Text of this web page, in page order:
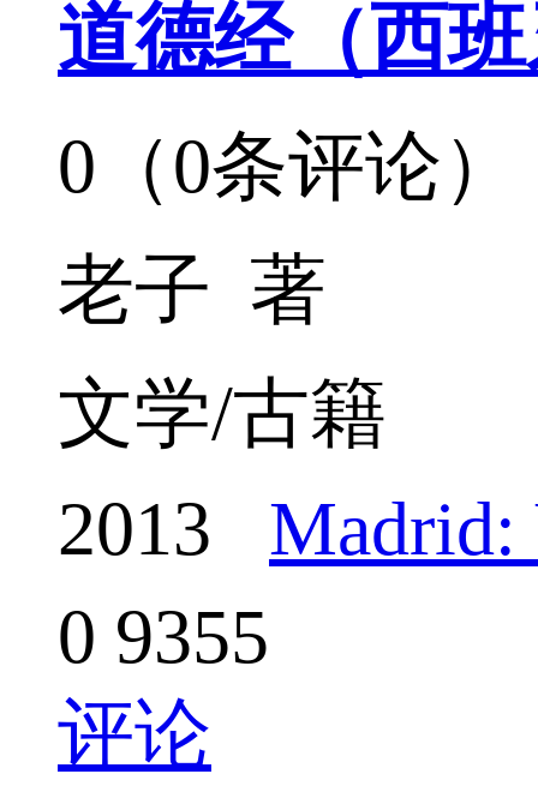
道德经（西
0（0条评论）
老子 著
文学/古籍
2013 Madrid:
0 9355
评论